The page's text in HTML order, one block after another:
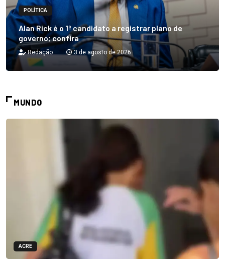
POLÍTICA
Alan Rick é o 1º candidato a registrar plano de
governo; confira
Redação 3 de agosto de 2026
MUNDO
ACRE